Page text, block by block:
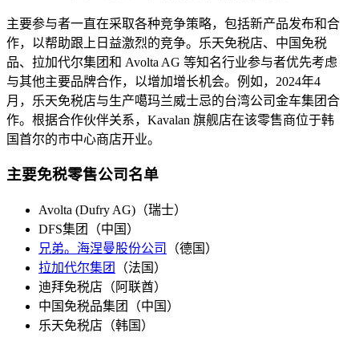
主要参与者一直在采取各种竞争策略，包括新产品发布和合
作，以帮助跟上日益激烈的竞争。乐天免税店、中国免税
品、拉加代尔集团和 Avolta AG 等知名行业参与者优先考虑
与其他主要品牌合作，以增加增长机会。例如，2024年4
月，乐天免税店与生产噶玛兰威士忌的台湾公司金车集团合
作。根据合作伙伴关系，Kavalan 旗舰店在该零售商位于韩
国首尔的市中心商店开业。
主要免税零售公司名单
Avolta (Dufry AG)（瑞士）
DFS集团（中国）
兄弟。海涅曼股份公司
（德国）
拉加代尔集团
（法国）
迪拜免税店（阿联酋）
中国免税品集团（中国）
乐天免税店（韩国）